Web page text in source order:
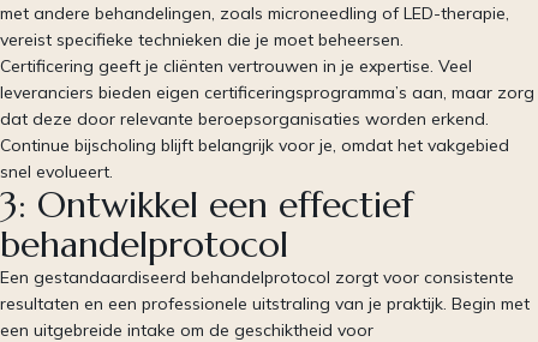
met andere behandelingen, zoals microneedling of LED-therapie,
vereist specifieke technieken die je moet beheersen.
Certificering geeft je cliënten vertrouwen in je expertise. Veel
leveranciers bieden eigen certificeringsprogramma’s aan, maar zorg
dat deze door relevante beroepsorganisaties worden erkend.
Continue bijscholing blijft belangrijk voor je, omdat het vakgebied
snel evolueert.
3: Ontwikkel een effectief
behandelprotocol
Een gestandaardiseerd behandelprotocol zorgt voor consistente
resultaten en een professionele uitstraling van je praktijk. Begin met
een uitgebreide intake om de geschiktheid voor